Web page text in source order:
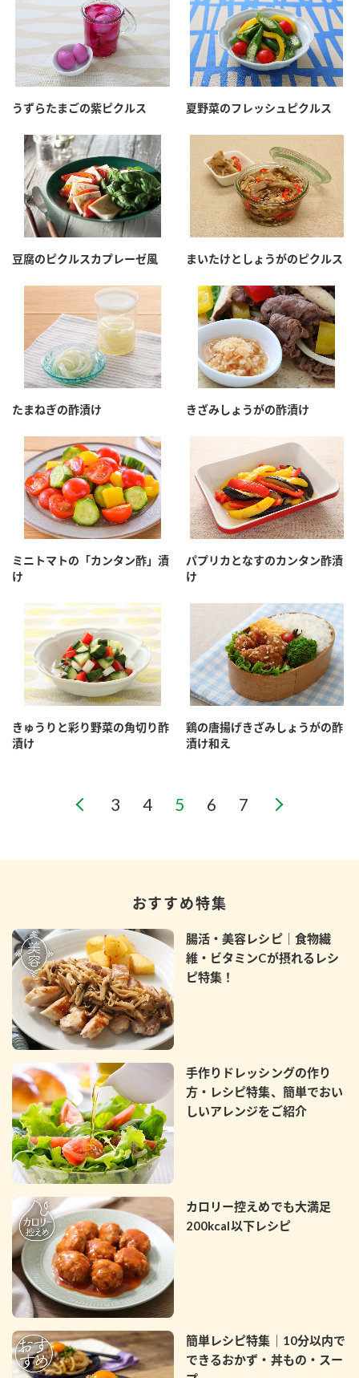
うずらたまごの紫ピクルス 夏野菜のフレッシュピクルス
豆腐のピクルスカプレーゼ風 まいたけとしょうがのピクルス
たまねぎの酢漬け きざみしょうがの酢漬け
ミニトマトの「カンタン酢」漬
け
パプリカとなすのカンタン酢漬
け
きゅうりと彩り野菜の角切り酢
漬け
鶏の唐揚げきざみしょうがの酢
漬け和え
おすすめ特集
腸活・美容レシピ｜食物繊
維・ビタミンCが摂れるレシ
ピ特集！
手作りドレッシングの作り
方・レシピ特集、簡単でおい
しいアレンジをご紹介
カロリー控えめでも大満足
200kcal以下レシピ
簡単レシピ特集｜10分以内で
できるおかず・丼もの・スー